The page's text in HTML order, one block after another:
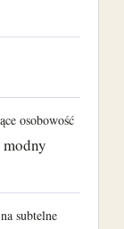
osobowość
subtelne